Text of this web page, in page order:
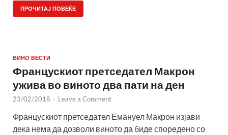
ПРОЧИТАЈ ПОВЕЌЕ
ВИНО ВЕСТИ
Францускиот претседател Макрон
ужива во виното два пати на ден
23/02/2018 - Leave a Comment
Францускиот претседател Емануел Макрон изјави
дека нема да дозволи виното да биде споредено со